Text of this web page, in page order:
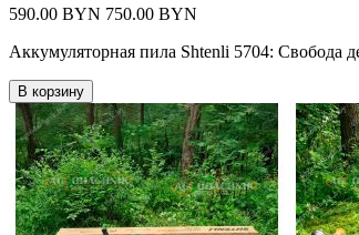
590.00 BYN 750.00 BYN
Аккумуляторная пила Shtenli 5704: Свобода
В корзину